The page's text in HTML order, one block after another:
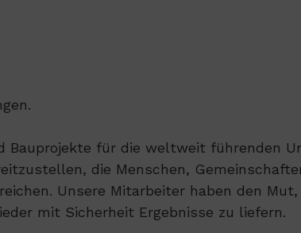
Bauprojekte für die weltweit führenden
die Menschen,
Unsere Mitarbeiter haben den
mit Sicherheit Ergebnisse zu liefern.